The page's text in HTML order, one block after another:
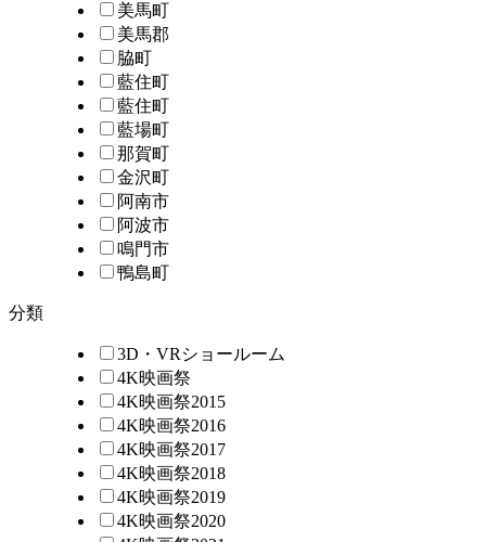
美馬町
美馬郡
脇町
藍住町
藍住町
藍場町
那賀町
金沢町
阿南市
阿波市
鳴門市
鴨島町
分類
3D・VRショールーム
4K映画祭
4K映画祭2015
4K映画祭2016
4K映画祭2017
4K映画祭2018
4K映画祭2019
4K映画祭2020